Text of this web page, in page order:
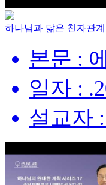
하나님과 닮은 친자관계
본문 :
일자 :
설교자